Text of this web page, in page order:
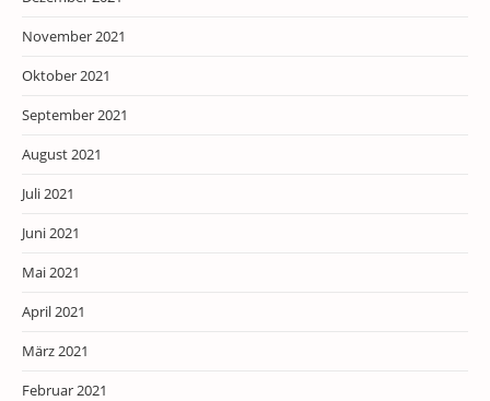
November 2021
Oktober 2021
September 2021
August 2021
Juli 2021
Juni 2021
Mai 2021
April 2021
März 2021
Februar 2021